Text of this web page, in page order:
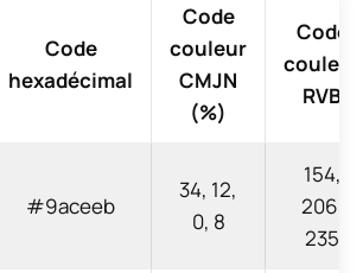
Code
hexadécimal
Code
couleur
CMJN
(%)
Code
couleur
RVB
#9aceeb
34, 12,
0, 8
154,
206,
235